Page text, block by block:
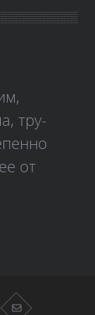
тру­
от